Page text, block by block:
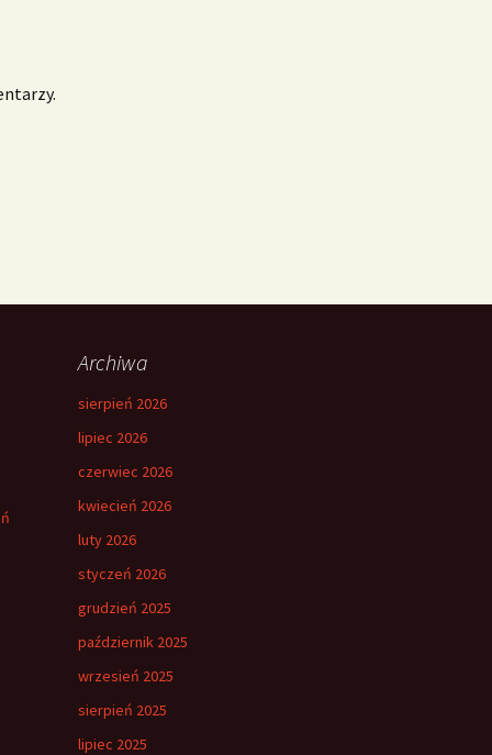
Archiwa
sierpień 2026
lipiec 2026
czerwiec 2026
kwiecień 2026
luty 2026
styczeń 2026
grudzień 2025
październik 2025
wrzesień 2025
sierpień 2025
lipiec 2025